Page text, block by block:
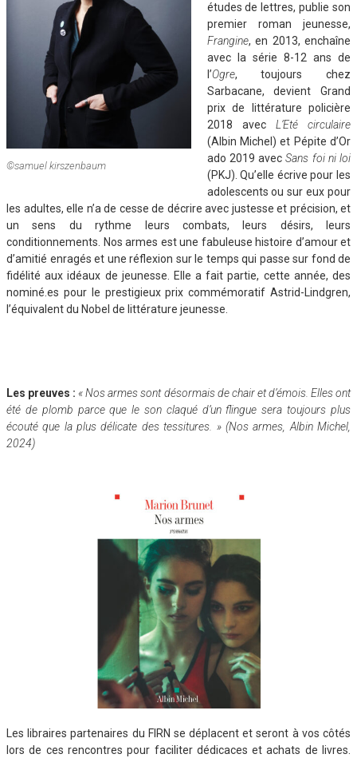
©samuel kirszenbaum
études de lettres, publie son
premier roman jeunesse,
Frangine, en 2013, enchaîne
avec la série 8-12 ans de
l’Ogre, toujours chez
Sarbacane, devient Grand
prix de littérature policière
2018 avec L’Eté circulaire
(Albin Michel) et Pépite d’Or
ado 2019 avecSans foi ni loi
(PKJ). Qu’elle écrive pour les
adolescents ou sur eux pour
les adultes, elle n’a de cesse de décrire avec justesse et précision, et
un sens du rythme leurs combats, leurs désirs, leurs
conditionnements. Nos armes est une fabuleuse histoire d’amour et
d’amitié enragés et une réflexion sur le temps qui passe sur fond de
fidélité aux idéaux de jeunesse. Elle a fait partie, cette année, des
nominé.es pour le prestigieux prix commémoratif Astrid-Lindgren,
l’équivalent du Nobel de littérature jeunesse.
Les preuves : « Nos armes sont désormais de chair et d’émois. Elles ont
été de plomb parce que le son claqué d’un flingue sera toujours plus
écouté que la plus délicate des tessitures. » (Nos armes, Albin Michel,
2024)
Les libraires partenaires du FIRN se déplacent et seront à vos côtés
lors de ces rencontres pour faciliter dédicaces et achats de livres.